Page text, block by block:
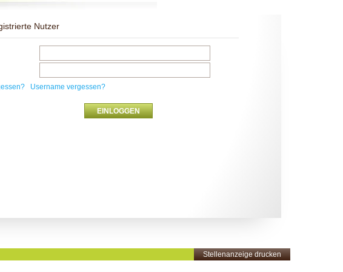
Nutzer
Username vergessen?
Stellenanzeige drucken